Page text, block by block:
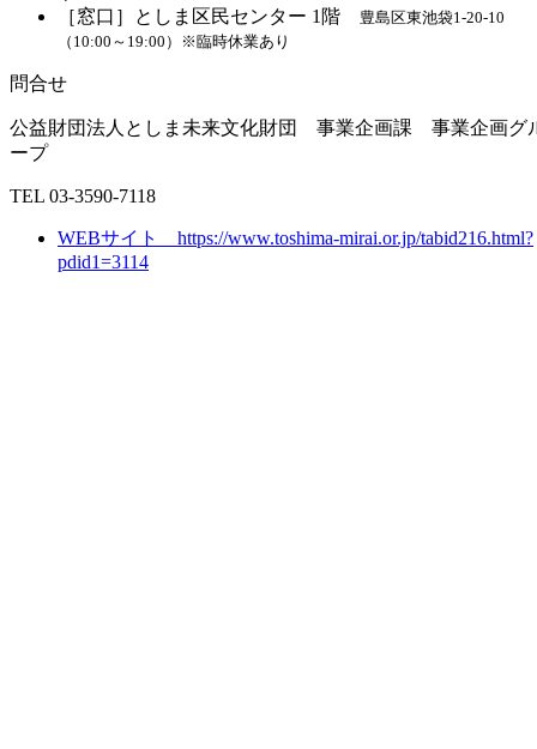
［窓口］としま区民センター 1階
豊島区東池袋1-20-10
（10:00～19:00）※臨時休業あり
問合せ
公益財団法人としま未来文化財団 事業企画課 事業企画グ
ープ
TEL 03-3590-7118
WEBサイト https://www.toshima-mirai.or.jp/tabid216.html?
pdid1=3114